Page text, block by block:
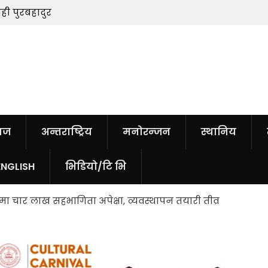
पुरबहादुर
अन्तराष्ट्रिय मनोरन्जन स्थानिय
भिडियो/टि भि
चार लाख सहभागिता अपेक्षा, व्यवस्थापन तयारी तीव्र